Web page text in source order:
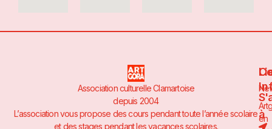
Association culturelle Clamartoise
depuis 2004
L’association vous propose des cours pendant toute l’année scolaire
et des stages pendant les vacances scolaires.
en
à